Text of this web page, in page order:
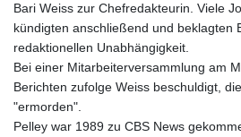
Bari Weiss zur Chefredakteurin. Viele
kündigten anschließend und beklagten
redaktionellen Unabhängigkeit.
Bei einer Mitarbeiterversammlung am
Berichten zufolge Weiss beschuldigt,
"ermorden".
Pelley war 1989 zu CBS News